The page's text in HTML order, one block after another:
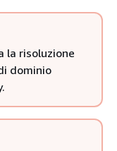
la risoluzione
dominio